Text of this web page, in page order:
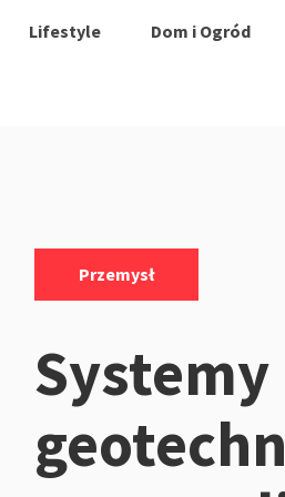
Lifestyle Dom i Ogród
Przemysł
Systemy